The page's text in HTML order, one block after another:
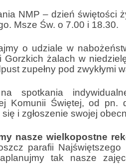
NMP – dzień świętości
Msze Św. o 7.00 i 18.30.
o udziale w
żalach w
zupełny pod zwykłymi
spotkania
Komunii Świętej, od
i zgłoszenie swojej
nasze wielkopostne
parafii
tak nasze